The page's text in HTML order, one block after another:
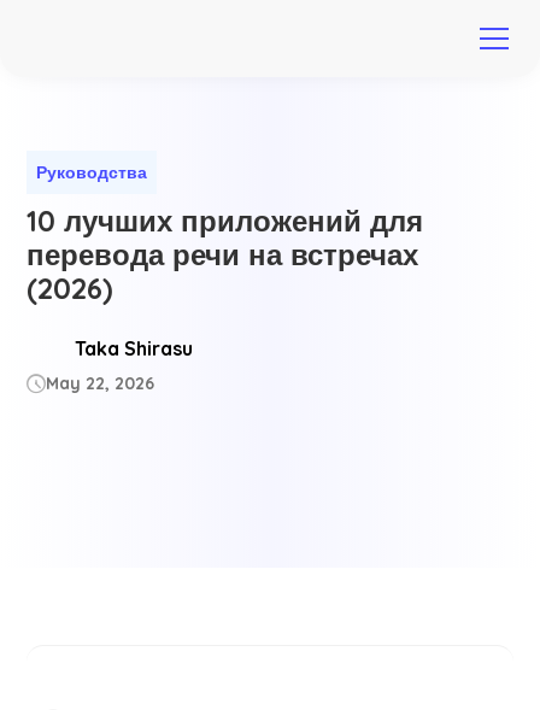
Руководства
10 лучших приложений для
перевода речи на встречах
(2026)
Taka Shirasu
May 22, 2026